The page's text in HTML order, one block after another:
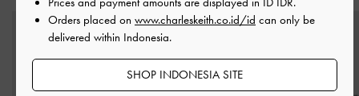
Orders placed on www.charleskeith.co.id/id can only be
delivered within Indonesia.
SHOP INDONESIA SITE